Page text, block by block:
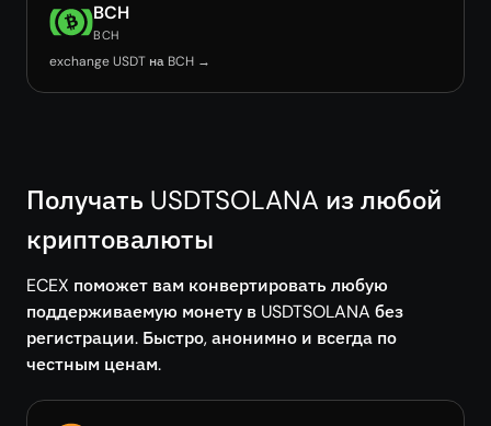
BCH
BCH
exchange USDT на BCH →
Получать USDTSOLANA из любой
криптовалюты
ECEX поможет вам конвертировать любую
поддерживаемую монету в USDTSOLANA без
регистрации. Быстро, анонимно и всегда по
честным ценам.